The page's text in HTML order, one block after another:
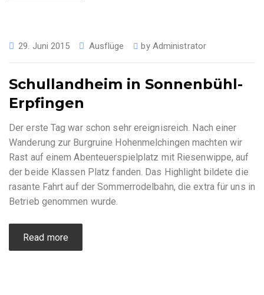
29. Juni 2015 Ausflüge by Administrator
Schullandheim in Sonnenbühl-
Erpfingen
Der erste Tag war schon sehr ereignisreich. Nach einer
Wanderung zur Burgruine Hohenmelchingen machten wir
Rast auf einem Abenteuerspielplatz mit Riesenwippe, auf
der beide Klassen Platz fanden. Das Highlight bildete die
rasante Fahrt auf der Sommerrodelbahn, die extra für uns in
Betrieb genommen wurde.
Read more